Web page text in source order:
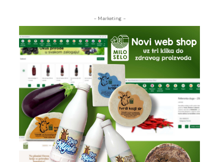
- Marketing -